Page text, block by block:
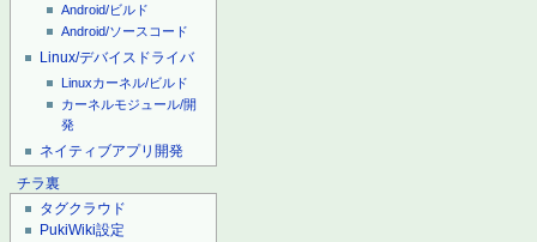
Android/ビルド
Android/ソースコード
Linux/デバイスドライバ
Linuxカーネル/ビルド
カーネルモジュール/開
発
ネイティブアプリ開発
チラ裏
タグクラウド
PukiWiki設定